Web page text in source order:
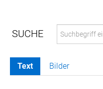
MELDUNGEN
Text Bilder